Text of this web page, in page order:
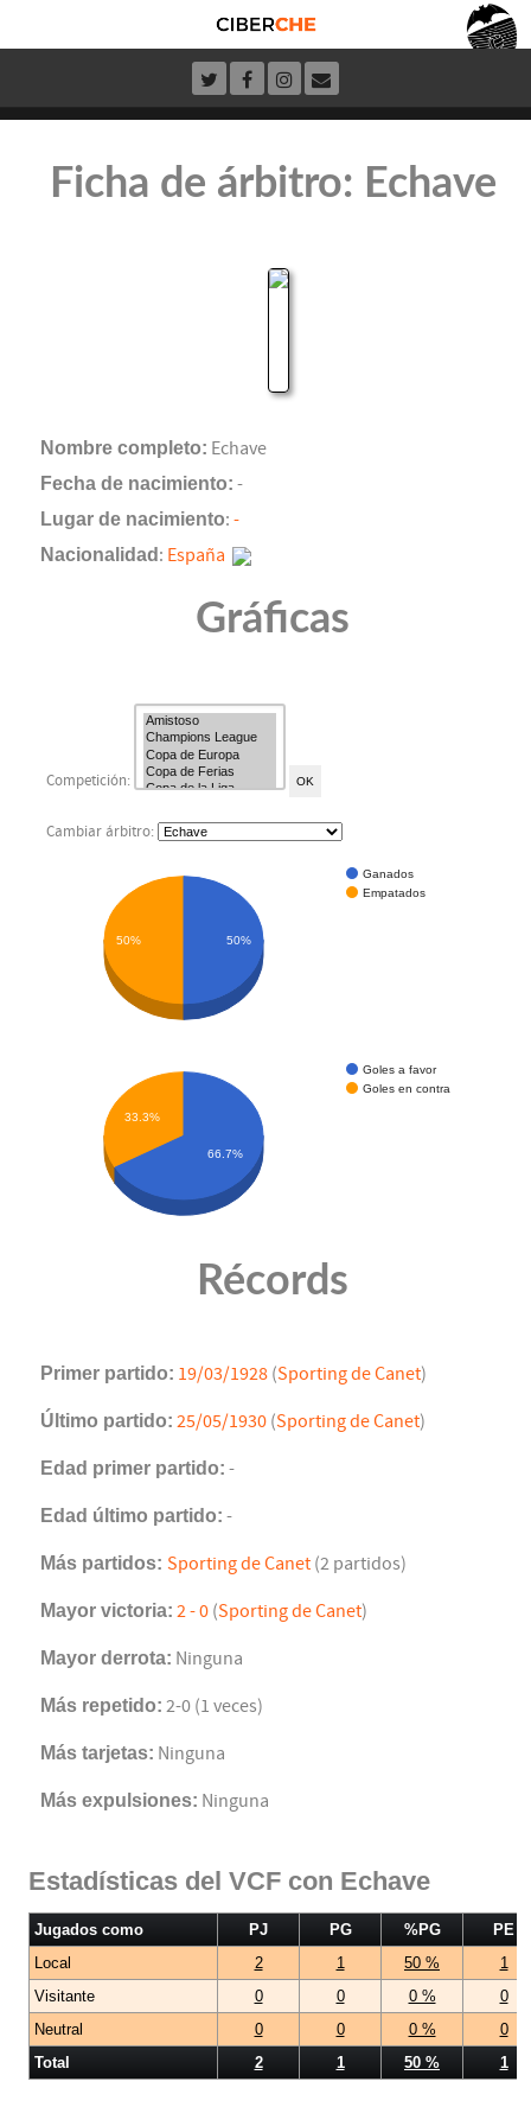
Ficha de árbitro: Echave
Nombre completo: Echave
Fecha de nacimiento: -
Lugar de nacimiento: -
Nacionalidad : España
Gráficas
Competición:
Cambiar árbitro:
Ganados
Empatados
50% 50%
Goles a favor
Goles en contra
33.3%
66.7%
Récords
Primer partido: 19/03/1928 (Sporting de Canet)
Último partido: 25/05/1930 (Sporting de Canet)
Edad primer partido: -
Edad último partido: -
Más partidos: Sporting de Canet (2 partidos)
Mayor victoria: 2 - 0 (Sporting de Canet)
Mayor derrota: Ninguna
Más repetido: 2-0 (1 veces)
Más tarjetas: Ninguna
Más expulsiones: Ninguna
Estadísticas del VCF con Echave
Jugados como PJ PG %PG
PE
Local
2 1 50 %
1
Visitante
0 0 0 %
0
Neutral
0 0 0 %
0
Total
2 1 50 % 1